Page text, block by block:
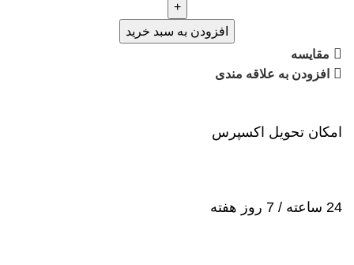
افزودن به سبد خرید
مقایسه
افزودن به علاقه مندی
امکان تحویل اکسپرس
24 ساعته / 7 روز هفته